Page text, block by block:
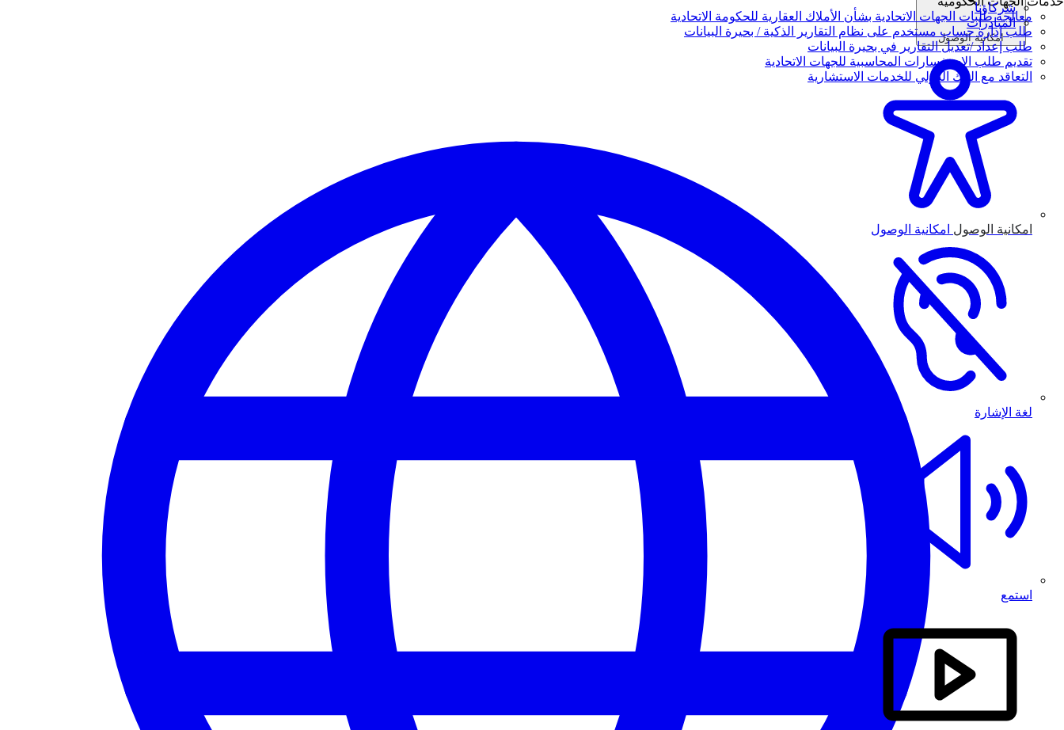
معالجة طلبات الجهات الاتحادية بشأن الأملاك العقارية للحكومة الاتحادية
طلب إدارة حساب مستخدم على نظام التقارير الذكية / بحيرة البيانات
طلب إعداد /تعديل التقارير في بحيرة البيانات
تقديم طلب الاستفسارات المحاسبية للجهات الاتحادية
التعاقد مع البنك الدولي للخدمات الاستشارية
شركاؤنا
المبادرات
امكانية الوصول
امكانية الوصول امكانية الوصول
لغة الإشارة
استمع